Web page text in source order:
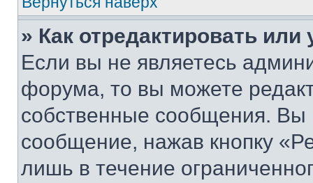
» Как отредактировать
Если вы не являетесь
форума, то вы можете
собственные сообщения. Вы
сообщение, нажав кнопку
лишь в течение